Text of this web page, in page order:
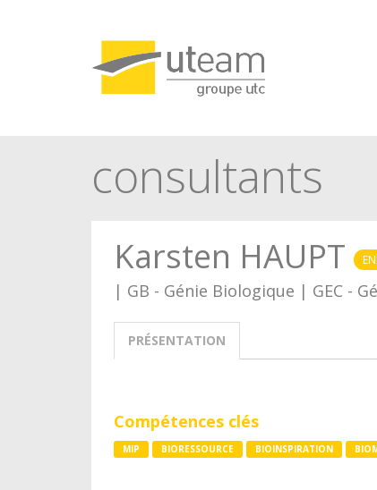
consultants
Karsten HAUPT
| GB - Génie Biologique | GEC -
PRÉSENTATION
Compétences clés
MIP BIORESSOURCE BIOINSPIRATION